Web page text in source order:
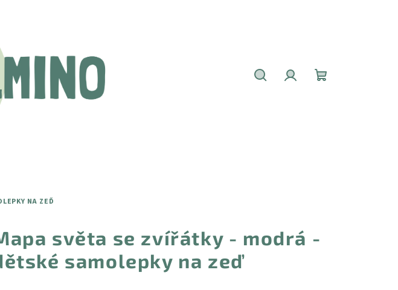
NA ZEĎ
světa se zvířátky - modrá -
samolepky na zeď